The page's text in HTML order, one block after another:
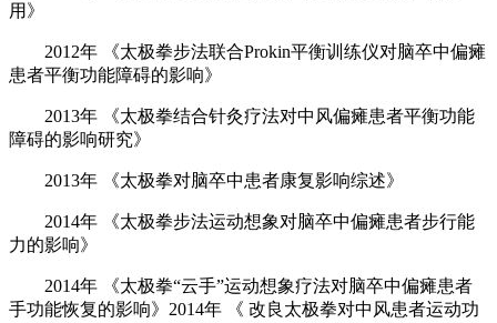
用》
2012年 《太极拳步法联合Prokin平衡训练仪对脑卒中偏瘫
患者平衡功能障碍的影响》
2013年 《太极拳结合针灸疗法对中风偏瘫患者平衡功能
障碍的影响研究》
2013年 《太极拳对脑卒中患者康复影响综述》
2014年 《太极拳步法运动想象对脑卒中偏瘫患者步行能
力的影响》
2014年 《太极拳“云手”运动想象疗法对脑卒中偏瘫患者
手功能恢复的影响》2014年 《 改良太极拳对中风患者运动功